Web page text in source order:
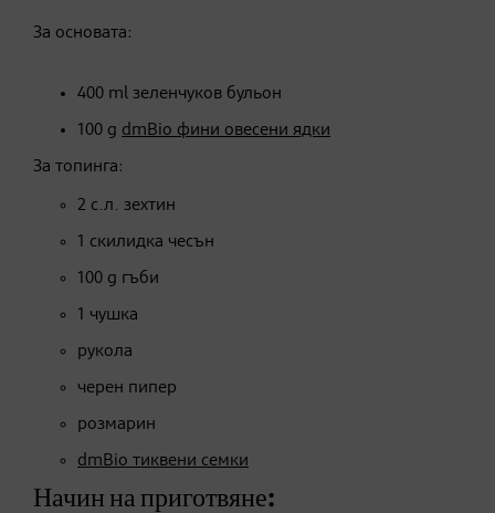
За основата:
400 ml зеленчуков бульон
​100 g dmBio фини овесени ядки
За топинга:
2 с.л. зехтин
1 скилидка чесън
100 g гъби
1 чушка
рукола
черен пипер
розмарин
dmBio тиквени семки
Начин на приготвяне: